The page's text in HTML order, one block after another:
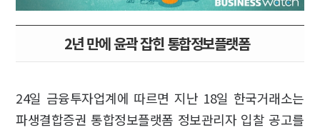
2년 만에 윤곽 잡힌 통합정보플랫폼
24일 금융투자업계에 따르면 지난 18일 한국거래소는
파생결합증권 통합정보플랫폼 정보관리자 입찰 공고를